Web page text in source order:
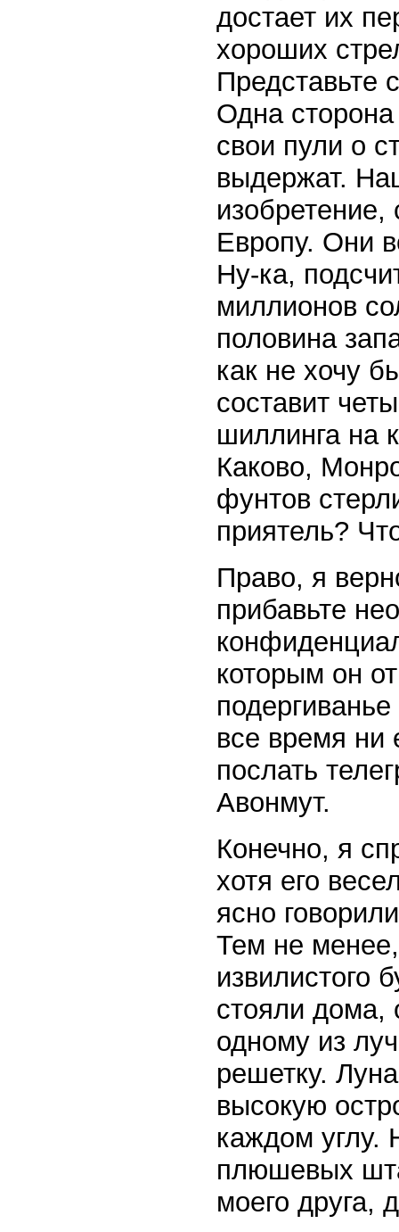
достает их
хороших
Одна
свои пули о
выдержат.
изобретение,
Европу. Они
Ну-ка,
миллионов
половина
как не хочу
составит
шиллинга на
Каково,
фунтов
приятель?
Право, я
прибавьте
которым он
все время ни
послать
Авонмут.
Конечно, я
хотя его
ясно
Тем не
извилистого
стояли дома,
одному из
решетку.
высокую
каждом углу.
плюшевых
моего друга,